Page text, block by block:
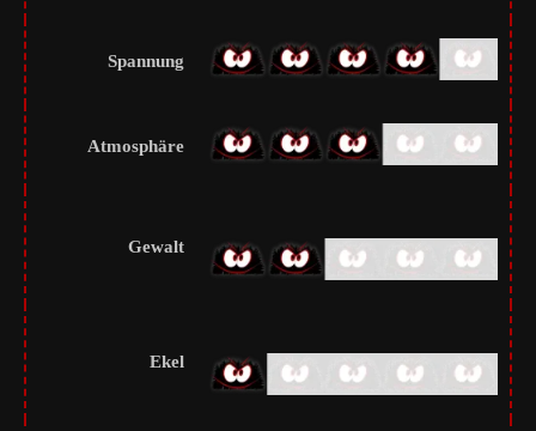
Spannung
Atmosphäre
Gewalt
Ekel